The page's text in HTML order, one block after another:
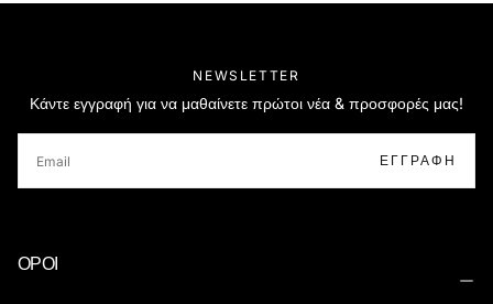
NEWSLETTER
Κάντε εγγραφή για να μαθαίνετε πρώτοι νέα & προσφορές μας!
ΕΓΓΡΑΦΉ
ΟΡΟΙ